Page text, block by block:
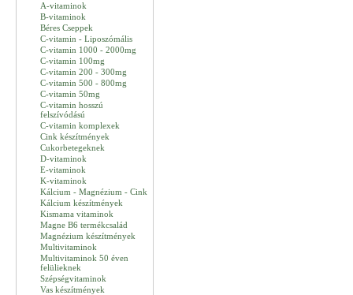
A-vitaminok
B-vitaminok
Béres Cseppek
C-vitamin - Liposzómális
C-vitamin 1000 - 2000mg
C-vitamin 100mg
C-vitamin 200 - 300mg
C-vitamin 500 - 800mg
C-vitamin 50mg
C-vitamin hosszú
felszívódású
C-vitamin komplexek
Cink készítmények
Cukorbetegeknek
D-vitaminok
E-vitaminok
K-vitaminok
Kálcium - Magnézium - Cink
Kálcium készítmények
Kismama vitaminok
Magne B6 termékcsalád
Magnézium készítmények
Multivitaminok
Multivitaminok 50 éven
felülieknek
Szépségvitaminok
Vas készítmények